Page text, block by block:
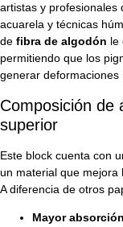
artistas y profesionales
acuarela y técnicas
de fibra de algodón le
permitiendo que los
generar deformaciones
Composición de
superior
Este block cuenta con
un material que mejora
A diferencia de otros
Mayor